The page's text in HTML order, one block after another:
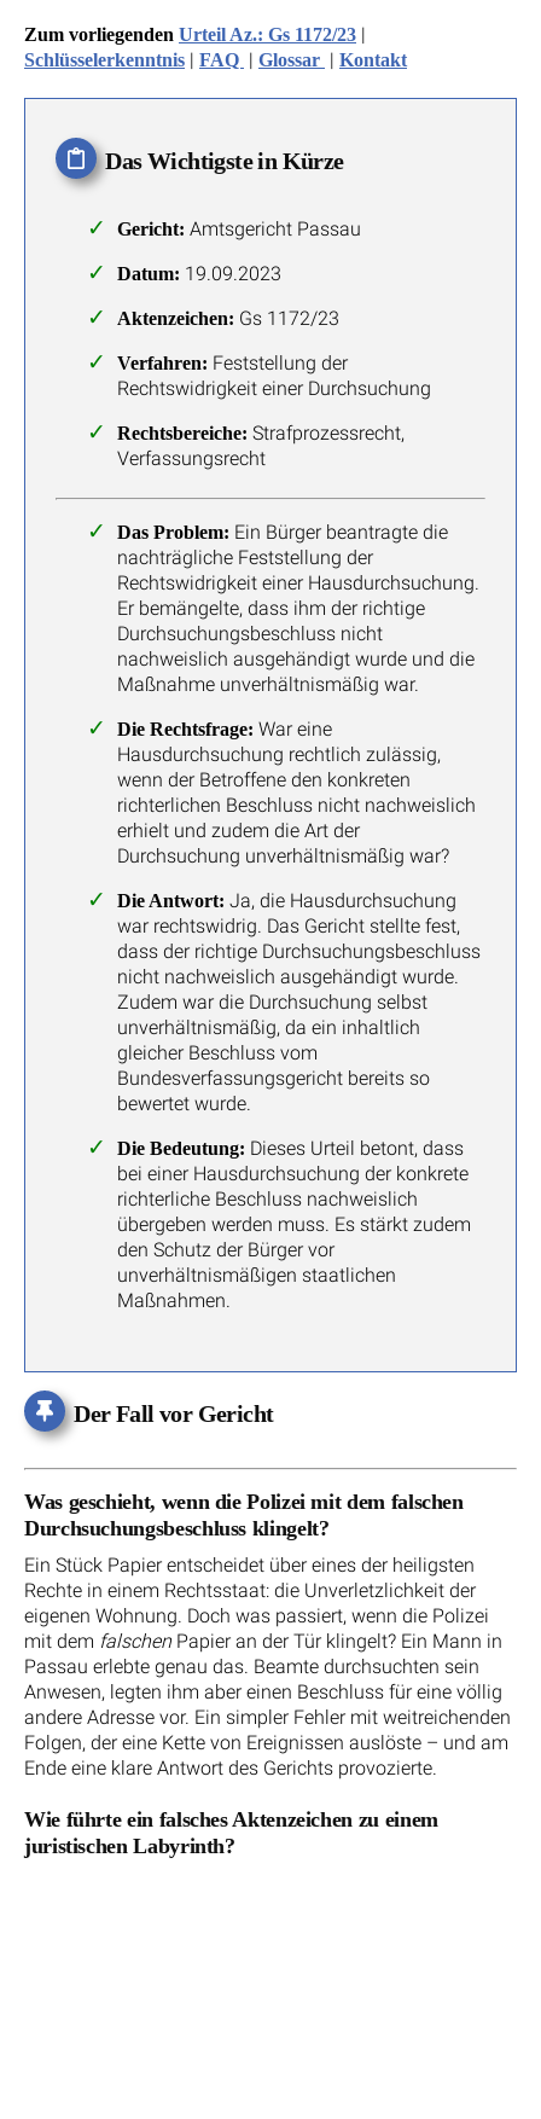
Zum vorliegenden Urteil Az.: Gs 1172/23 |
Schlüsselerkenntnis | FAQ | Glossar | Kontakt
Das Wichtigste in Kürze
Gericht: Amtsgericht Passau
Datum: 19.09.2023
Aktenzeichen: Gs 1172/23
Verfahren: Feststellung der
Rechtswidrigkeit einer Durchsuchung
Rechtsbereiche: Strafprozessrecht,
Verfassungsrecht
Das Problem: Ein Bürger beantragte die
nachträgliche Feststellung der
Rechtswidrigkeit einer Hausdurchsuchung.
Er bemängelte, dass ihm der richtige
Durchsuchungsbeschluss nicht
nachweislich ausgehändigt wurde und die
Maßnahme unverhältnismäßig war.
Die Rechtsfrage: War eine
Hausdurchsuchung rechtlich zulässig,
wenn der Betroffene den konkreten
richterlichen Beschluss nicht nachweislich
erhielt und zudem die Art der
Durchsuchung unverhältnismäßig war?
Die Antwort: Ja, die Hausdurchsuchung
war rechtswidrig. Das Gericht stellte fest,
dass der richtige Durchsuchungsbeschluss
nicht nachweislich ausgehändigt wurde.
Zudem war die Durchsuchung selbst
unverhältnismäßig, da ein inhaltlich
gleicher Beschluss vom
Bundesverfassungsgericht bereits so
bewertet wurde.
Die Bedeutung: Dieses Urteil betont, dass
bei einer Hausdurchsuchung der konkrete
richterliche Beschluss nachweislich
übergeben werden muss. Es stärkt zudem
den Schutz der Bürger vor
unverhältnismäßigen staatlichen
Maßnahmen.
Der Fall vor Gericht
Was geschieht, wenn die Polizei mit dem falschen
Durchsuchungsbeschluss klingelt?
Ein Stück Papier entscheidet über eines der heiligsten
Rechte in einem Rechtsstaat: die Unverletzlichkeit der
eigenen Wohnung. Doch was passiert, wenn die Polizei
mit dem falschenPapier an der Tür klingelt? Ein Mann in
Passau erlebte genau das. Beamte durchsuchten sein
Anwesen, legten ihm aber einen Beschluss für eine völlig
andere Adresse vor. Ein simpler Fehler mit weitreichenden
Folgen, der eine Kette von Ereignissen auslöste – und am
Ende eine klare Antwort des Gerichts provozierte.
Wie führte ein falsches Aktenzeichen zu einem
juristischen Labyrinth?